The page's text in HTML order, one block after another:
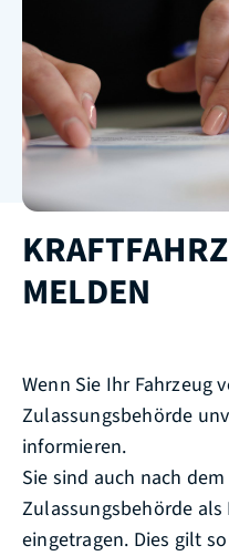
MELDEN
Wenn Sie Ihr Fahrzeug
Zulassungsbehörde
informieren.
Sie sind auch nach
Zulassungsbehörde
eingetragen. Dies gilt